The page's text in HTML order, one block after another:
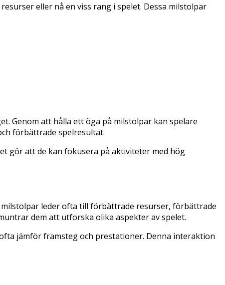
eller nå en viss rang i spelet. Dessa milstolpar
Genom att hålla ett öga på milstolpar kan spelare
förbättrade spelresultat.
gör att de kan fokusera på aktiviteter med hög
leder ofta till förbättrade resurser, förbättrade
dem att utforska olika aspekter av spelet.
jämför framsteg och prestationer. Denna interaktion